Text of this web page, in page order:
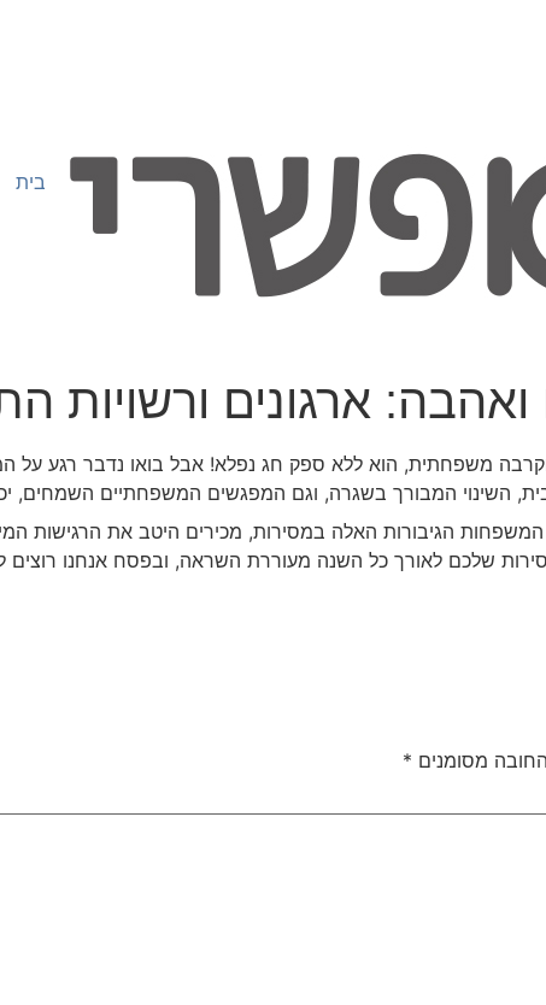
בית
ארגונים ורשויות
משפחתית, הוא ללא ספק חג נפלא! אבל בואו נדבר רגע על
השינוי המבורך בשגרה, וגם המפגשים המשפחתיים השמחים,
הגיבורות האלה במסירות, מכירים היטב את הרגישות
שלכם לאורך כל השנה מעוררת השראה, ובפסח אנחנו
מסומנים *